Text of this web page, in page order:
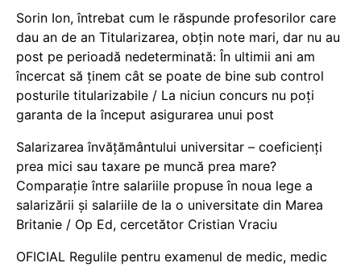
Sorin Ion, întrebat cum le răspunde profesorilor care
dau an de an Titularizarea, obțin note mari, dar nu au
post pe perioadă nedeterminată: În ultimii ani am
încercat să ținem cât se poate de bine sub control
posturile titularizabile / La niciun concurs nu poți
garanta de la început asigurarea unui post
Salarizarea învățământului universitar – coeficienți
prea mici sau taxare pe muncă prea mare?
Comparație între salariile propuse în noua lege a
salarizării și salariile de la o universitate din Marea
Britanie / Op Ed, cercetător Cristian Vraciu
OFICIAL Regulile pentru examenul de medic, medic